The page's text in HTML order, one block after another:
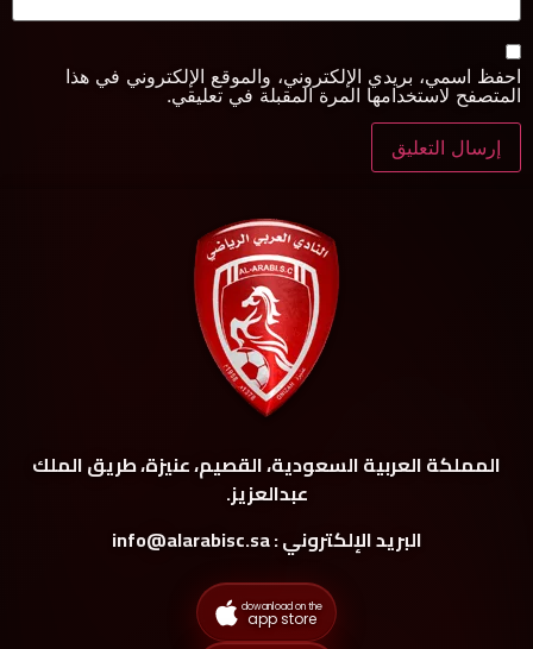
احفظ اسمي، بريدي الإلكتروني، والموقع الإلكتروني في هذا
المتصفح لاستخدامها المرة المقبلة في تعليقي.
المملكة العربية السعودية، القصيم، عنيزة، طريق الملك
عبدالعزيز.
البريد الإلكتروني : info@alarabisc.sa
dowanload on the
app store